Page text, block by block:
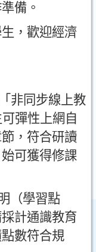
備 。
， 歡迎經濟
「 非同步線上教
彈性上網自
， 符合研讀
始可獲得修課
（學習點
計通識教育
數符合規